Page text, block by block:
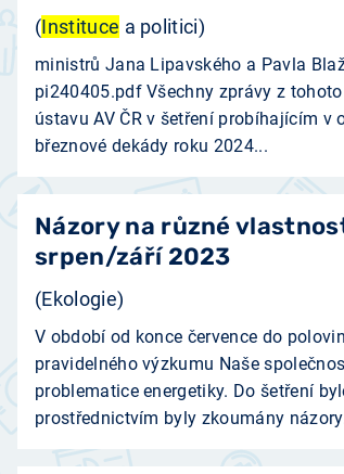
(Instituce a politici)
ministrů Jana Lipavského a Pavla
pi240405.pdf Všechny zprávy z
ústavu AV ČR v šetření probíhajícím v
březnové dekády roku 2024...
Názory na různé
srpen/září 2023
(Ekologie)
V období od konce července do
pravidelného výzkumu Naše
problematice energetiky. Do šetření
prostřednictvím byly zkoumány